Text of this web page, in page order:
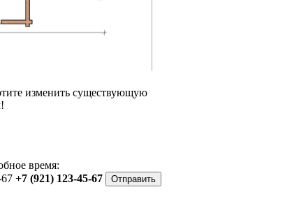
изменить существующую
время:
+7 (921) 123-45-67 Отправить